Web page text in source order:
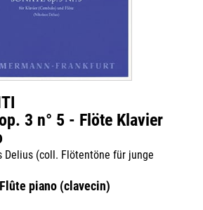
3 n° 5 - Flöte Klavier
Delius (coll. Flötentöne für junge
piano (clavecin)